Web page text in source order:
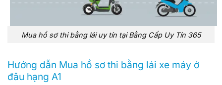
Mua hồ sơ thi bằng lái uy tín tại Bằng Cấp Uy Tín 365
Hướng dẫn Mua hồ sơ thi bằng lái xe máy ở
đâu hạng A1